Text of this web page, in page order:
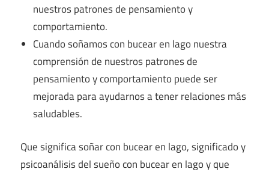
nuestros patrones de pensamiento y
comportamiento.
Cuando soñamos con bucear en lago nuestra
comprensión de nuestros patrones de
pensamiento y comportamiento puede ser
mejorada para ayudarnos a tener relaciones más
saludables.
Que significa soñar con bucear en lago, significado y
psicoanálisis del sueño con bucear en lago y que